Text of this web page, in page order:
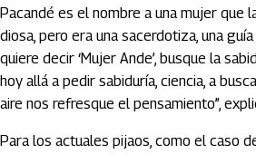
Pacandé es el nombre a una mujer que
diosa, pero era una sacerdotiza, una
quiere decir ‘Mujer Ande’, busque la
hoy allá a pedir sabiduría, ciencia, a
aire nos refresque el pensamiento”,
Para los actuales pijaos, como el caso